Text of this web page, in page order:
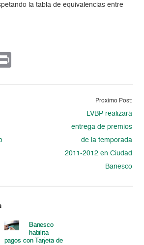
la tabla de equivalencias entre
Proximo Post:
LVBP realizará
entrega de premios
de la temporada
2011-2012 en Ciudad
Banesco
Banesco
habilita
pagos con Tarjeta de